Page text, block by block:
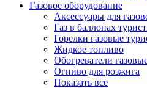
Газовое оборудование
Аксессуары для
Газ в баллонах
Горелки газовые
Жидкое топливо
Обогреватели
Огниво для розжига
Показать все